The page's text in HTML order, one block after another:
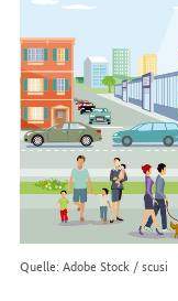
Quelle: Adobe Stock / scusi